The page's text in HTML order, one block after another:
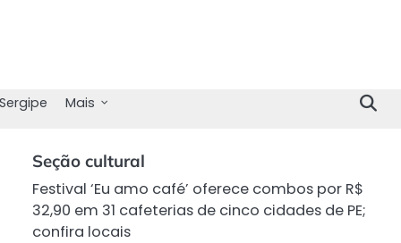
Sergipe Mais
Seção cultural
Festival ‘Eu amo café’ oferece combos por R$
32,90 em 31 cafeterias de cinco cidades de PE;
confira locais